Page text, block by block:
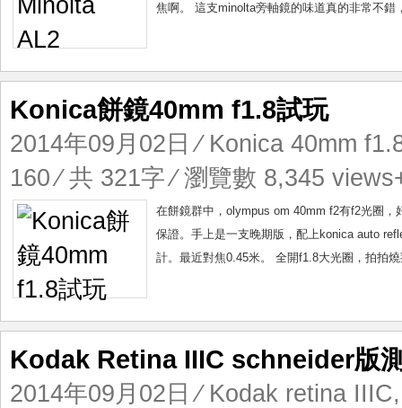
焦啊。 這支minolta旁軸鏡的味道真的非常不
Konica餅鏡40mm f1.8試玩
2014年09月02日 ⁄ Konica 40mm
160⁄ 共 321字 ⁄ 瀏覽數 8,345
在餅鏡群中，olympus om 40mm f2有f2光圈
保證。手上是一支晚期版，配上konica auto
計。最近對焦0.45米。 全開f1.8大光圈，拍拍
Kodak Retina IIIC schneider版
2014年09月02日 ⁄ Kodak retina IIIC